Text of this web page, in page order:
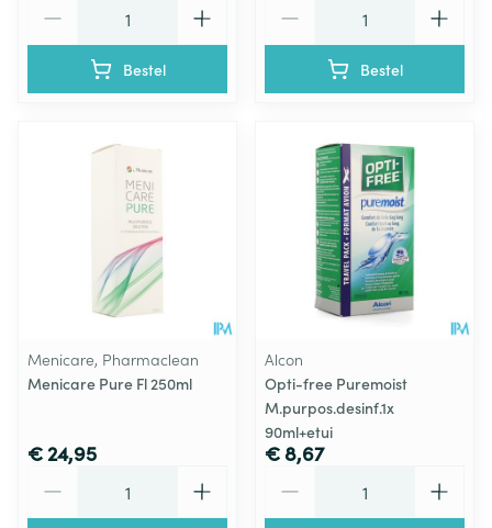
Bestel Bestel
Menicare, Pharmaclean
Menicare Pure Fl 250ml
€ 24,95
Alcon
Opti-free Puremoist
M.purpos.desinf.1x
90ml+etui
€ 8,67